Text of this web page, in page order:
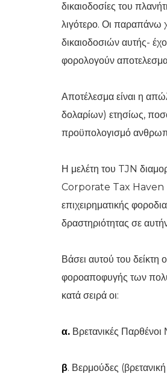
δικαιοδοσίες του
λιγότερο. Οι παραπάνω
δικαιοδοσιών αυτής-
φορολογούν
Αποτέλεσμα είναι η
δολαρίων) ετησίως,
προϋπολογισμό
Η μελέτη του TJN
Corporate Tax Haven
επιχειρηματικής
δραστηριότητας σε
Βάσει αυτού του δείκτη
φοροαποφυγής των
κατά σειρά οι:
α. Βρετανικές Παρθένοι
β. Βερμούδες (βρετανική